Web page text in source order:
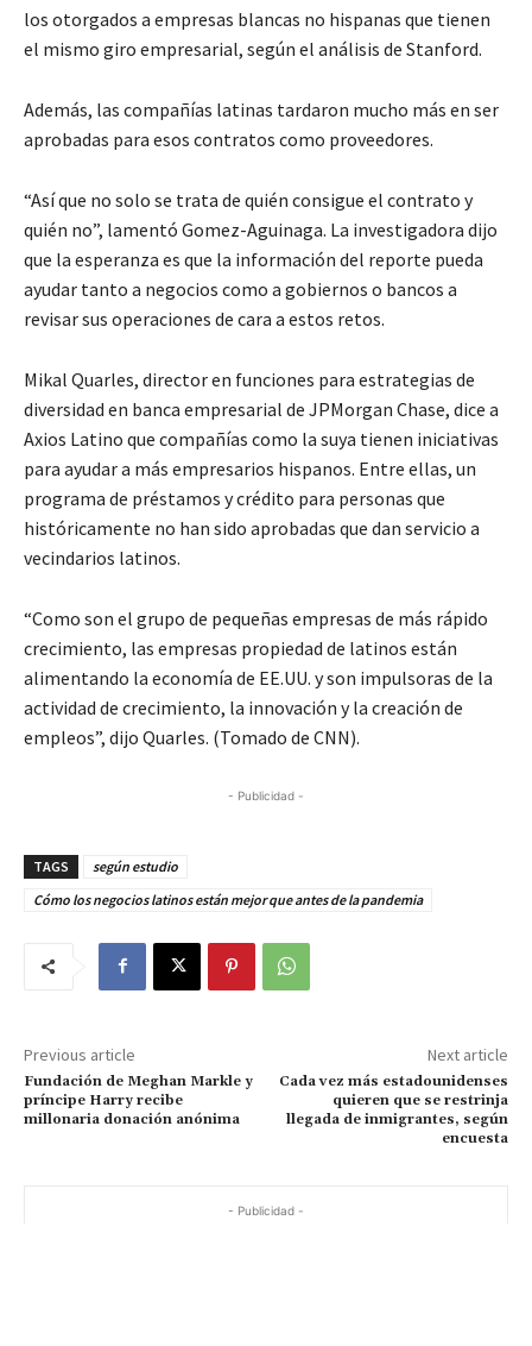
los otorgados a empresas blancas no hispanas que tienen
el mismo giro empresarial, según el análisis de Stanford.
Además, las compañías latinas tardaron mucho más en ser
aprobadas para esos contratos como proveedores.
“Así que no solo se trata de quién consigue el contrato y
quién no”, lamentó Gomez-Aguinaga. La investigadora dijo
que la esperanza es que la información del reporte pueda
ayudar tanto a negocios como a gobiernos o bancos a
revisar sus operaciones de cara a estos retos.
Mikal Quarles, director en funciones para estrategias de
diversidad en banca empresarial de JPMorgan Chase, dice a
Axios Latino que compañías como la suya tienen iniciativas
para ayudar a más empresarios hispanos. Entre ellas, un
programa de préstamos y crédito para personas que
históricamente no han sido aprobadas que dan servicio a
vecindarios latinos.
“Como son el grupo de pequeñas empresas de más rápido
crecimiento, las empresas propiedad de latinos están
alimentando la economía de EE.UU. y son impulsoras de la
actividad de crecimiento, la innovación y la creación de
empleos”, dijo Quarles. (Tomado de CNN).
- Publicidad -
TAGS
según estudio
Cómo los negocios latinos están mejor que antes de la pandemia
Previous article
Fundación de Meghan Markle y
príncipe Harry recibe
millonaria donación anónima
Next article
Cada vez más estadounidenses
quieren que se restrinja
llegada de inmigrantes, según
encuesta
- Publicidad -